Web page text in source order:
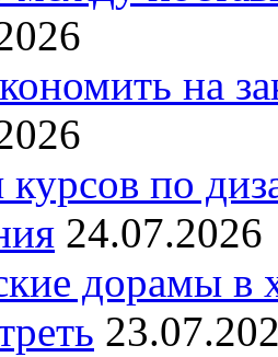
на
по
24.07.2026
дорамы в